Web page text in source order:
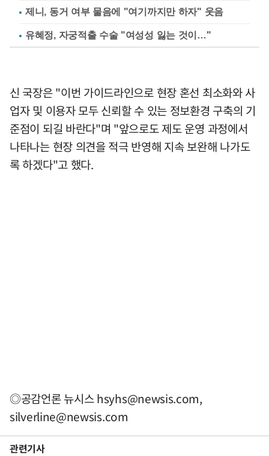
제니, 동거 여부 물음에 "여기까지만 하자" 웃음
유혜정, 자궁적출 수술 "여성성 잃는 것이…"
신 국장은 "이번 가이드라인으로 현장 혼선 최소화와 사
업자 및 이용자 모두 신뢰할 수 있는 정보환경 구축의 기
준점이 되길 바란다"며 "앞으로도 제도 운영 과정에서
나타나는 현장 의견을 적극 반영해 지속 보완해 나가도
록 하겠다"고 했다.
◎공감언론 뉴시스hsyhs@newsis.com,
silverline@newsis.com
관련기사